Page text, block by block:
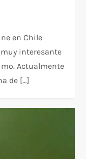
en Chile
interesante
Actualmente
de […]